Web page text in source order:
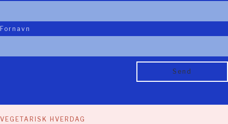
Fornavn
VEGETARISK HVERDAG